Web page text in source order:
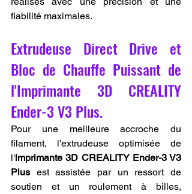
fiabilité maximales.
Extrudeuse Direct Drive et
Bloc de Chauffe Puissant de
l'Imprimante 3D CREALITY
Ender-3 V3 Plus.
Pour une meilleure accroche du
filament, l'extrudeuse optimisée de
l'imprimante 3D CREALITY Ender-3 V3
Plus est assistée par un ressort de
soutien et un roulement à billes,